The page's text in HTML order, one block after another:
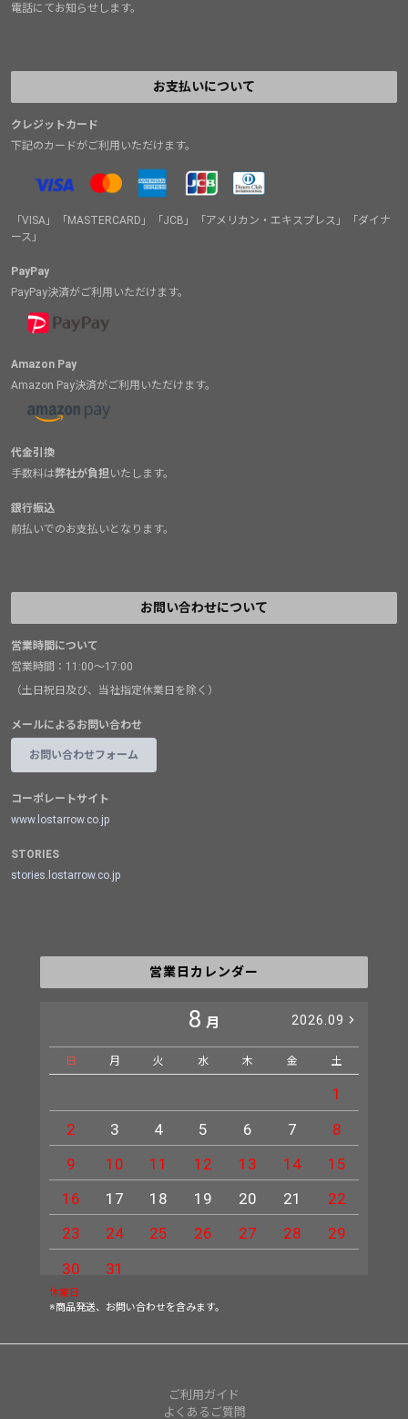
電話にてお知らせします。
お支払いについて
クレジットカード
下記のカードがご利用いただけます。
「VISA」「MASTERCARD」「JCB」「アメリカン・エキスプレス」「ダイナ
ース」
PayPay
PayPay決済がご利用いただけます。
Amazon Pay
Amazon Pay決済がご利用いただけます。
代金引換
手数料は弊社が負担いたします。
銀行振込
前払いでのお支払いとなります。
お問い合わせについて
営業時間について
営業時間：11:00～17:00
（土日祝日及び、当社指定休業日を除く）
メールによるお問い合わせ
お問い合わせフォーム
コーポレートサイト
www.lostarrow.co.jp
STORIES
stories.lostarrow.co.jp
営業日カレンダー
8 月 2026.09
日 月 火 水 木 金 土
1
2
3 4 5 6 7
8
9
10 11 12 13 14
15
16
17 18 19 20 21
22
23
24 25 26 27 28
29
30
31
休業日
※商品発送、お問い合わせを含みます。
ご利用ガイド
よくあるご質問